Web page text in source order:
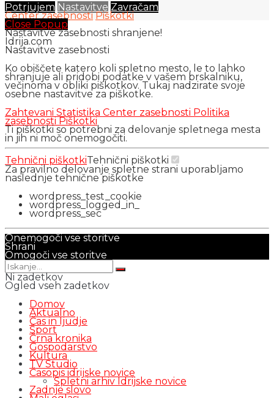
Potrjujem Nastavitve Zavračam
Center zasebnosti Piškotki
Close Popup
Nastavitve zasebnosti shranjene!
Idrija.com
Nastavitve zasebnosti
Ko obiščete katero koli spletno mesto, le to lahko
shranjuje ali pridobi podatke v vašem brskalniku,
večinoma v obliki piškotkov. Tukaj nadzirate svoje
osebne nastavitve za piškotke.
Zahtevani Statistika Center zasebnosti Politika
zasebnostiPiškotki
Ti piškotki so potrebni za delovanje spletnega mesta
in jih ni moč onemogočiti.
Tehnični piškotkiTehnični piškotki
Za pravilno delovanje spletne strani uporabljamo
naslednje tehnične piškotke
wordpress_test_cookie
wordpress_logged_in_
wordpress_sec
Onemogoči vse storitve
Shrani
Omogoči vse storitve
Ni zadetkov
Ogled vseh zadetkov
Domov
Aktualno
Čas in ljudje
Šport
Črna kronika
Gospodarstvo
Kultura
TV Studio
Časopis idrijske novice
Spletni arhiv Idrijske novice
Zadnje slovo